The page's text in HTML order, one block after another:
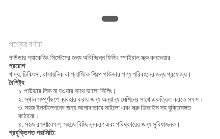
গোপনীয়তা
নীতি
পণ্যের বর্ণনা
পাউডার প্যাকেজিং সিস্টেমের জন্য অবিচ্ছিন্ন ফিডিং স্পাইরাল স্ক্রু কনভেয়ার
প্রয়োগ:
খাদ্য, চিকিৎসা, রাসায়নিক বা প্লাস্টিক শিল্পে পাউডার পণ্য পরিবহনের জন্য প্রযোজ্য।
বৈশিষ্ট্য:
১. পাউডার লিক না হওয়ার সাথে ভালো সিলিং।
২. স্থান সম্পূর্ণরূপে ব্যবহার করার জন্য অন্যান্য মেশিনের সাথে একত্রিত করতে সক্ষম।
৩. সহজ ইনস্টলেশনের জন্য আলাদাভাবে সাইলো এবং স্ক্রু ডিভাইস সহ যুক্তিসঙ্গত
কাঠামো।
৪. সহজ রক্ষণাবেক্ষণ, সহজে বিচ্ছিন্নকরণ এবং পরিষ্কারের জন্য সুবিধাজনক।
প্রযুক্তিগত পরামিতি: